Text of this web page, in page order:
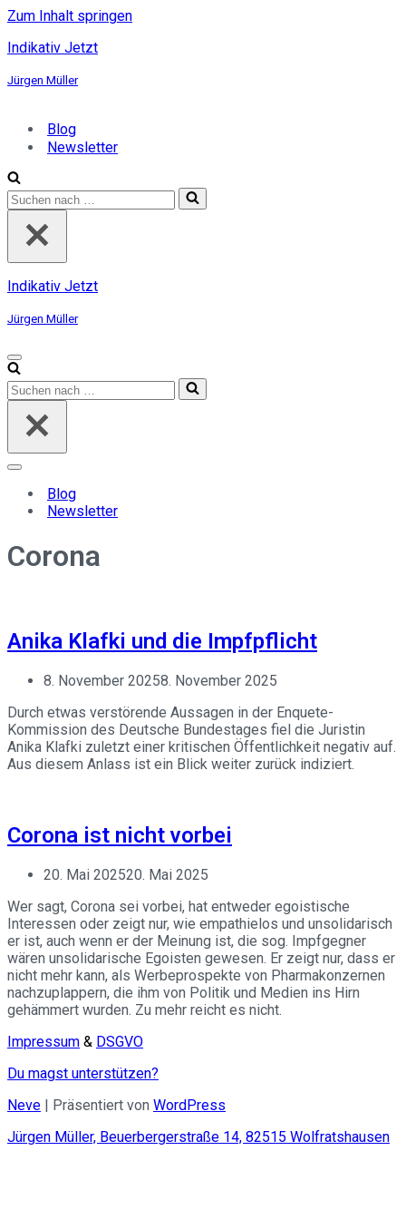
Zum Inhalt springen
Indikativ Jetzt
Jürgen Müller
Blog
Newsletter
Suchen
nach …
Indikativ Jetzt
Jürgen Müller
Navigationsmenü
Suchen
nach …
Navigationsmenü
Blog
Newsletter
Corona
Anika Klafki und die Impfpflicht
8. November 20258. November 2025
Durch etwas verstörende Aussagen in der Enquete-
Kommission des Deutsche Bundestages fiel die Juristin
Anika Klafki zuletzt einer kritischen Öffentlichkeit negativ auf.
Aus diesem Anlass ist ein Blick weiter zurück indiziert.
Corona ist nicht vorbei
20. Mai 202520. Mai 2025
Wer sagt, Corona sei vorbei, hat entweder egoistische
Interessen oder zeigt nur, wie empathielos und unsolidarisch
er ist, auch wenn er der Meinung ist, die sog. Impfgegner
wären unsolidarische Egoisten gewesen. Er zeigt nur, dass er
nicht mehr kann, als Werbeprospekte von Pharmakonzernen
nachzuplappern, die ihm von Politik und Medien ins Hirn
gehämmert wurden. Zu mehr reicht es nicht.
Impressum & DSGVO
Du magst unterstützen?
Neve | Präsentiert von WordPress
Jürgen Müller, Beuerbergerstraße 14, 82515 Wolfratshausen